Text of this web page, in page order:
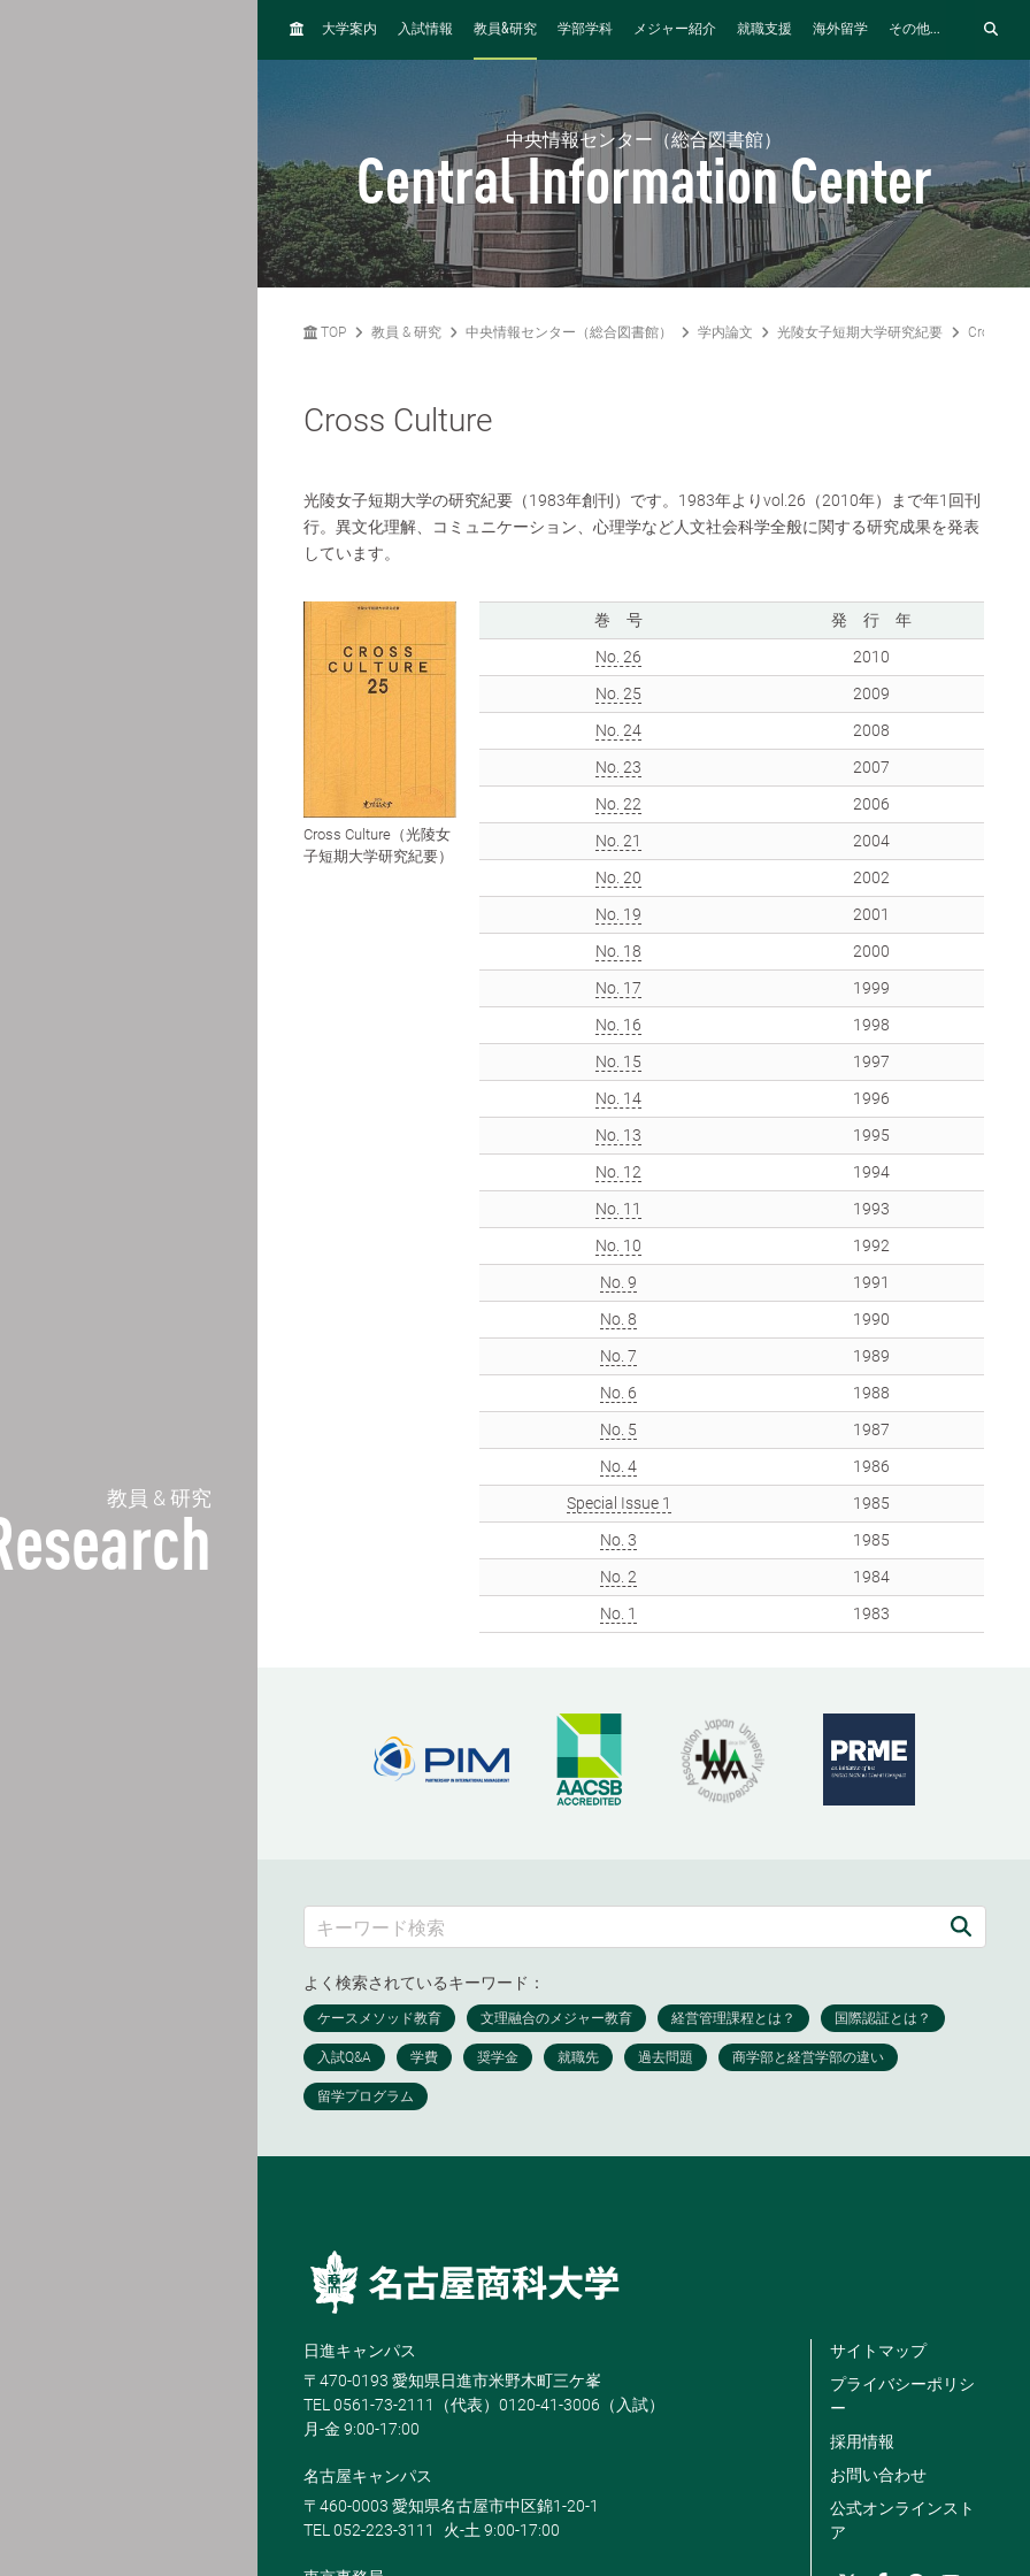
教員 & 研究
H
大学案内 入試情報 教員&研究 学部学科 メジャー紹介 就職支援 海外留学 その他...
中央情報センター（総合図書館）
Central Information Center
TOP 教員 & 研究 中央情報センター（総合図書館） 学内論文 光陵女子短期大学研究紀要 Cross
Cross Culture
光陵女子短期大学の研究紀要（1983年創刊）です。1983年よりvol.26（2010年）まで年1回刊
行。異文化理解、コミュニケーション、心理学など人文社会科学全般に関する研究成果を発表
しています。
Cross Culture（光陵女
子短期大学研究紀要）
巻 号
発 行 年
No. 26
2010
No. 25
2009
No. 24
2008
No. 23
2007
No. 22
2006
No. 21
2004
No. 20
2002
No. 19
2001
No. 18
2000
No. 17
1999
No. 16
1998
No. 15
1997
No. 14
1996
No. 13
1995
No. 12
1994
No. 11
1993
No. 10
1992
No. 9
1991
No. 8
1990
No. 7
1989
No. 6
1988
No. 5
1987
No. 4
1986
Special Issue 1
1985
No. 3
1985
No. 2
1984
No. 1
1983
よく検索されているキーワード：
日進キャンパス
〒470-0193 愛知県日進市米野木町三ケ峯
TEL 0561-73-2111（代表）0120-41-3006（入試）
月-金 9:00-17:00
名古屋キャンパス
〒460-0003 愛知県名古屋市中区錦1-20-1
TEL 052-223-3111
火-土 9:00-17:00
サイトマップ
プライバシーポリシ
ー
採用情報
お問い合わせ
公式オンラインスト
ア